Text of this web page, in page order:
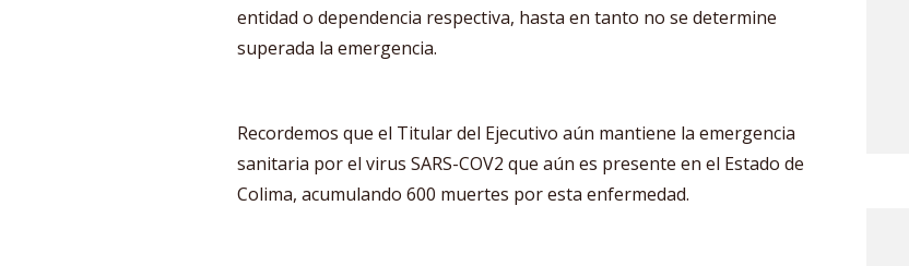
entidad o dependencia respectiva, hasta en tanto no se determine
superada la emergencia.
Recordemos que el Titular del Ejecutivo aún mantiene la emergencia
sanitaria por el virus SARS-COV2 que aún es presente en el Estado de
Colima, acumulando 600 muertes por esta enfermedad.